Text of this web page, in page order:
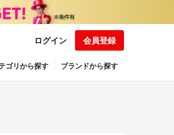
ログイン 会員登録
ゴリから探す ブランドから探す